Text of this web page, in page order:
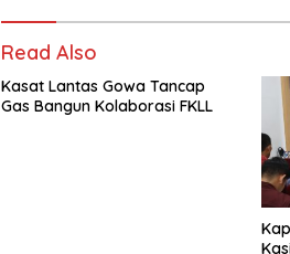
Read Also
Kasat Lantas Gowa Tancap
Gas Bangun Kolaborasi FKLL